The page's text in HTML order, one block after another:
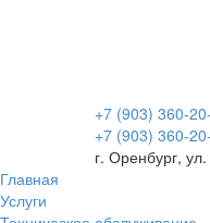
+7 (903) 360-
+7 (903) 360-
г. Оренбург,
Главная
Услуги